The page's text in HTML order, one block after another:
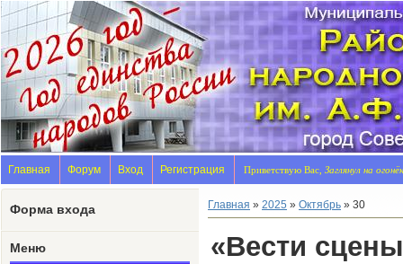
Главная Форум Вход Регистрация Приветствую Вас, Заглянул на огонёк
Форма входа
Меню
Главная » 2025 » Октябрь » 30
«Вести